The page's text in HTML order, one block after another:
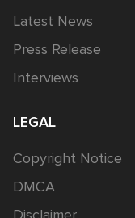
Latest News
Press Release
Interviews
LEGAL
Copyright Notice
DMCA